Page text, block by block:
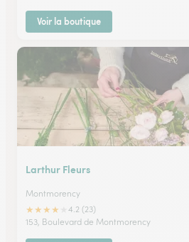
Voir la boutique
Larthur Fleurs
Montmorency
★★★★
4.2 (23)
153, Boulevard de Montmorency